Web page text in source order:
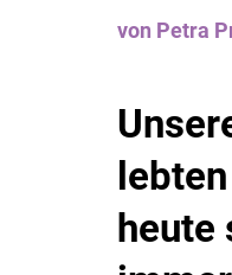
von Petra
heute